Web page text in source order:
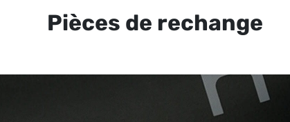
Pièces de rechange